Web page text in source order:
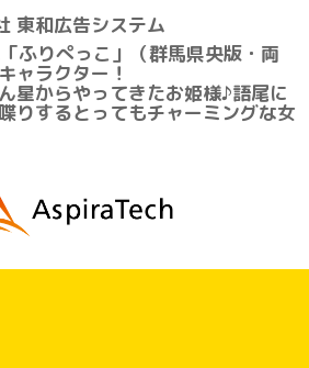
東和広告システム
ふりぺっこ」（群馬県央版・両
ャラクター！
星からやってきたお姫様♪語尾に
りするとってもチャーミングな女